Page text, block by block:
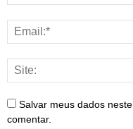
Salvar meus dados
comentar.